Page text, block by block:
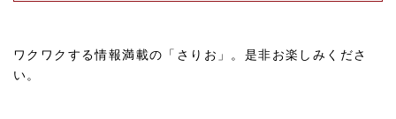
ワクワクする情報満載の「さりお」。是非お楽しみくださ
い。